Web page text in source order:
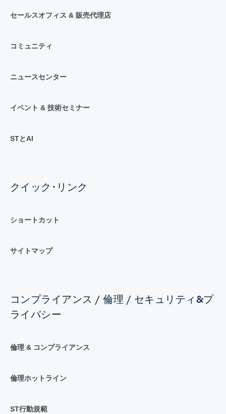
セールスオフィス & 販売代理店
コミュニティ
ニュースセンター
イベント & 技術セミナー
STとAI
クイック･リンク
ショートカット
サイトマップ
コンプライアンス / 倫理 / セキュリティ&プ
ライバシー
倫理 & コンプライアンス
倫理ホットライン
ST行動規範